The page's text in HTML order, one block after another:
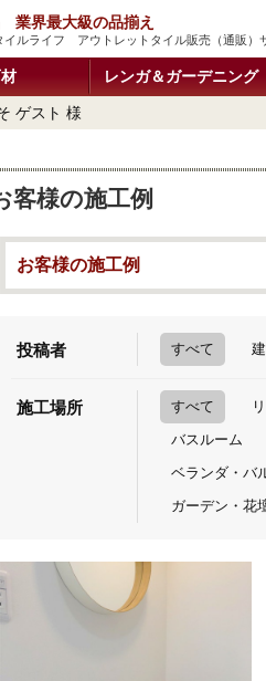
イルライフ アウトレットタイル販売（通販）
業界最大級の品揃え
レンガ＆ガーデニング
ゲスト 様
客様の施工例
お客様の施工例
投稿者 すべて
施工場所 すべて
バスルーム
ベランダ・バ
ガーデン・花